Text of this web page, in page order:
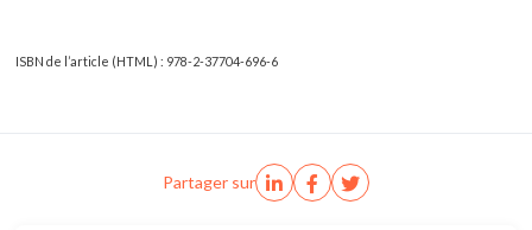
ISBN de l’article (HTML) : 978-2-37704-696-6
Partager sur